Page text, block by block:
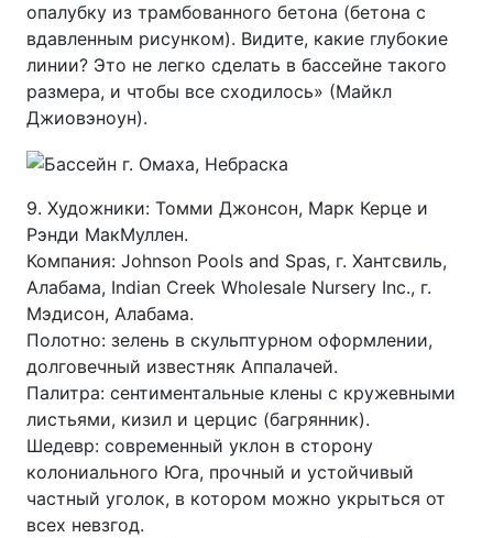
опалубку из трамбованного бетона (бетона с
вдавленным рисунком). Видите, какие глубокие
линии? Это не легко сделать в бассейне такого
размера, и чтобы все сходилось» (Майкл
Джиовэноун).
9. Художники: Томми Джонсон, Марк Керце и
Рэнди МакМуллен.
Компания: Johnson Pools and Spas, г. Хантсвиль,
Алабама, Indian Creek Wholesale Nursery Inc., г.
Мэдисон, Алабама.
Полотно: зелень в скульптурном оформлении,
долговечный известняк Аппалачей.
Палитра: сентиментальные клены с кружевными
листьями, кизил и церцис (багрянник).
Шедевр: современный уклон в сторону
колониального Юга, прочный и устойчивый
частный уголок, в котором можно укрыться от
всех невзгод.